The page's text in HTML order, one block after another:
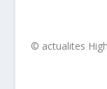
© actualites